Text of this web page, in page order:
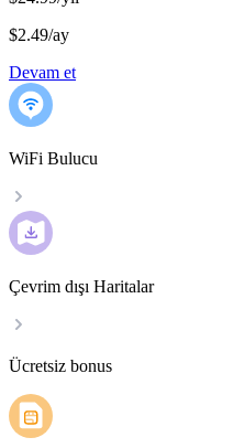
$2.49/ay
Devam et
WiFi Bulucu
Çevrim dışı Haritalar
Ücretsiz bonus